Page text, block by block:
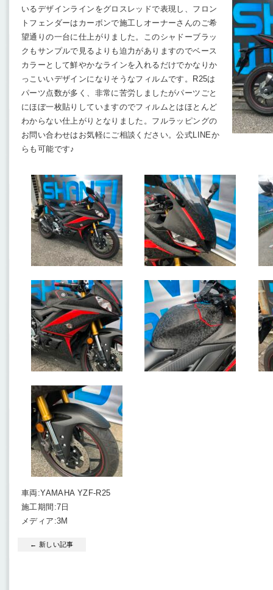
いるデザインラインをグロスレッドで表現し、フロン
トフェンダーはカーボンで施工しオーナーさんのご希
望通りの一台に仕上がりました。このシャドーブラッ
クもサンプルで見るよりも迫力がありますのでベース
カラーとして鮮やかなラインを入れるだけでかなりか
っこいいデザインになりそうなフィルムです。R25は
パーツ点数が多く、非常に苦労しましたがパーツごと
にほぼ一枚貼りしていますのでフィルムとはほとんど
わからない仕上がりとなりました。フルラッピングの
お問い合わせはお気軽にご相談ください。公式LINEか
らも可能です♪
車両:YAMAHA YZF-R25
施工期間:7日
メディア:3M
← 新しい記事